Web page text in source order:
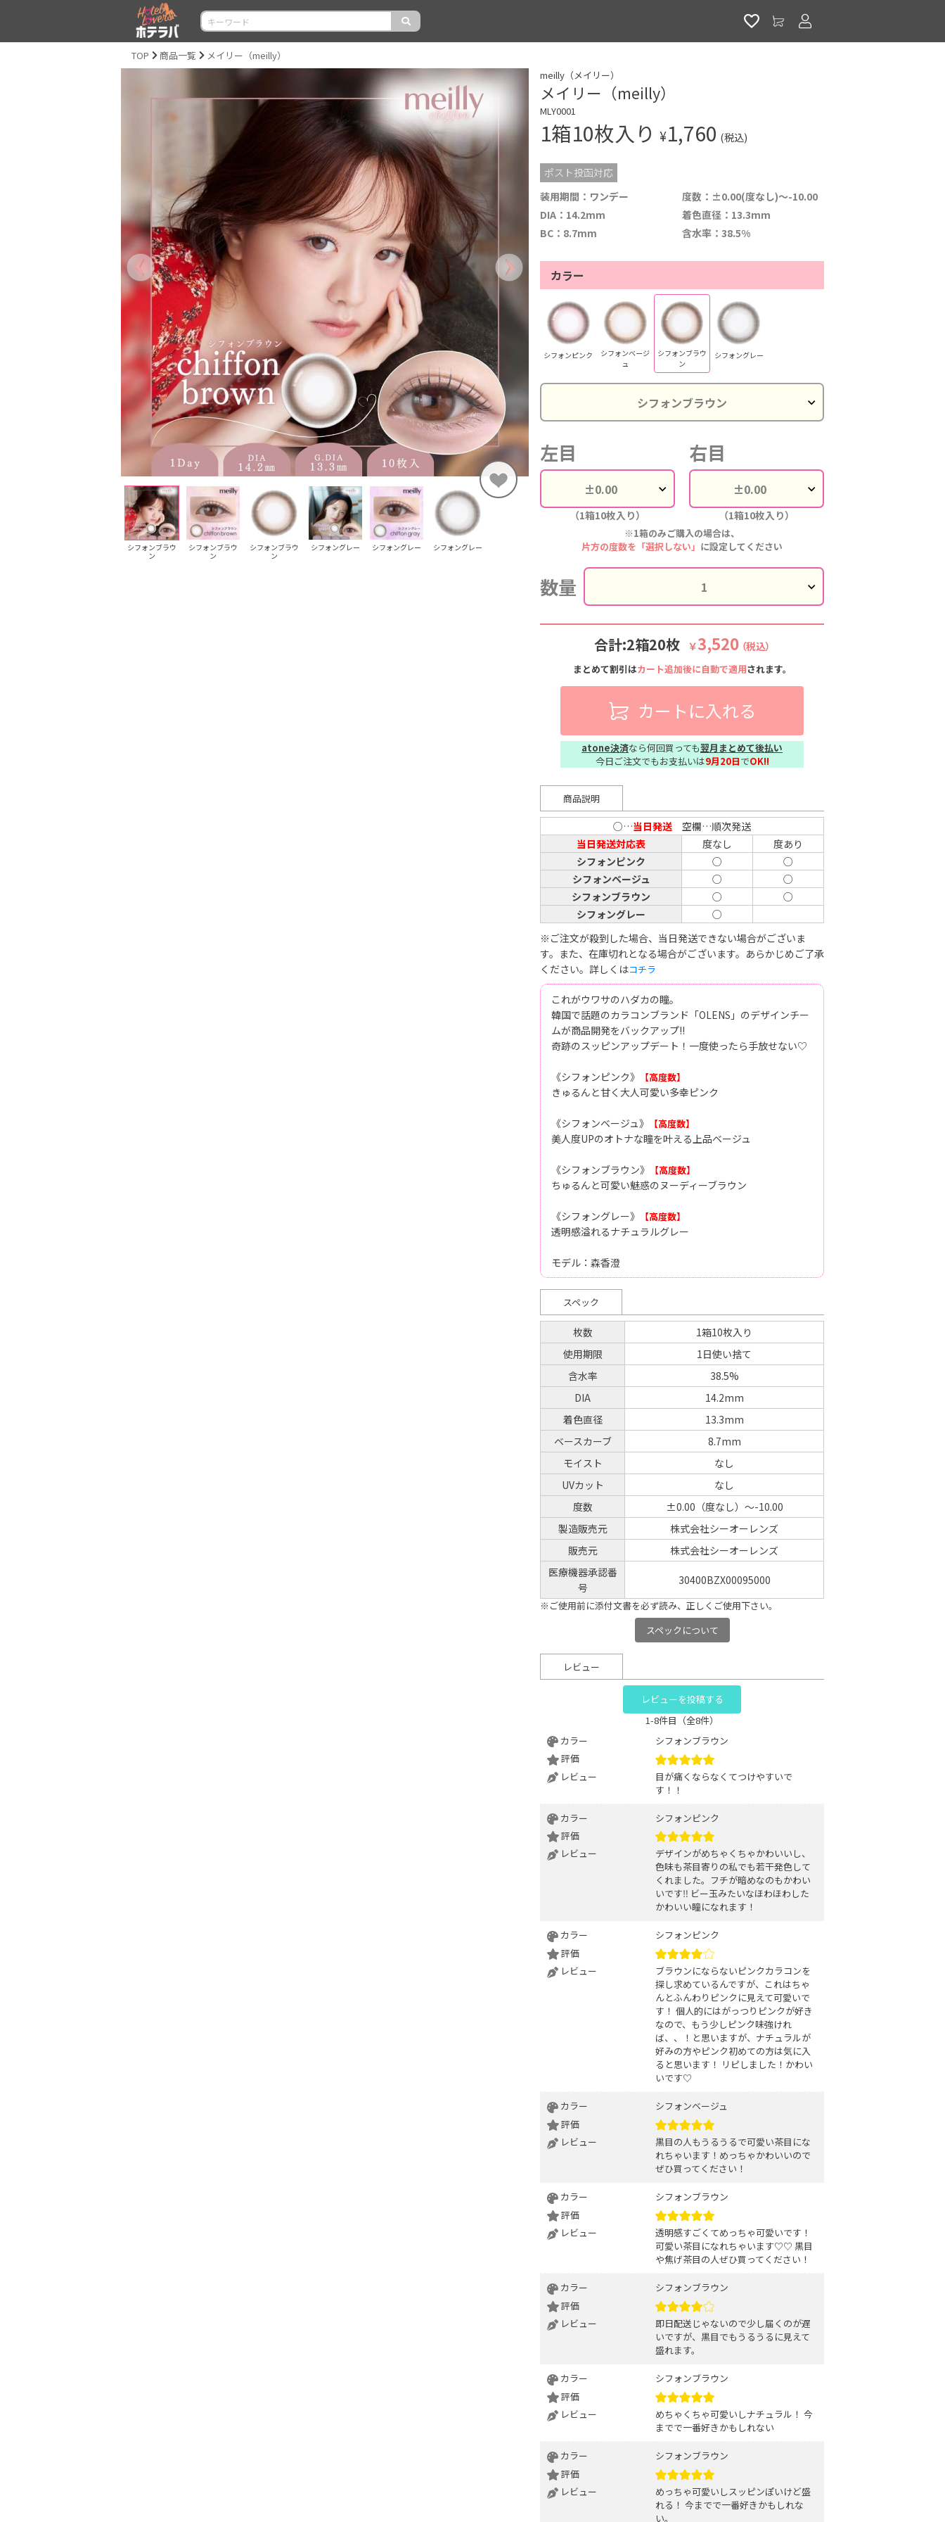
TOP 商品一覧 メイリー（meilly）
シフォンブラウ
ン
シフォンブラウ
ン
シフォンブラウ
ン
シフォングレー シフォングレー シフォングレー
meilly（メイリー）
メイリー（meilly）
MLY0001
1箱10枚入り ¥1,760 (税込)
ポスト投函対応
装用期間：ワンデー
度数：±0.00(度なし)～-10.00
DIA：14.2mm
着色直径：13.3mm
BC：8.7mm
含水率：38.5%
カラー
シフォンピンク
シフォンベージ
ュ
シフォンブラウ
ン
シフォングレー
左目
（1箱10枚入り）
右目
（1箱10枚入り）
※1箱のみご購入の場合は、
片方の度数を「選択しない」 に設定してください
数量
合計:2箱20枚 ￥3,520 （税込）
まとめて割引はカート追加後に自動で適用されます。
カートに入れる
atone決済なら何回買っても翌月まとめて後払い
今日ご注文でもお支払いは9月20日でOK!!
商品説明
○…当日発送 空欄…順次発送
当日発送対応表
度なし
度あり
シフォンピンク
○
○
シフォンベージュ
○
○
シフォンブラウン
○
○
シフォングレー
○
※ご注文が殺到した場合、当日発送できない場合がございま
す。また、在庫切れとなる場合がございます。あらかじめご了承
ください。詳しくはコチラ
これがウワサのハダカの瞳。
韓国で話題のカラコンブランド「OLENS」のデザインチー
ムが商品開発をバックアップ!!
奇跡のスッピンアップデート！一度使ったら手放せない♡
《シフォンピンク》 【高度数】
きゅるんと甘く大人可愛い多幸ピンク
《シフォンベージュ》 【高度数】
美人度UPのオトナな瞳を叶える上品ベージュ
《シフォンブラウン》 【高度数】
ちゅるんと可愛い魅惑のヌーディーブラウン
《シフォングレー》 【高度数】
透明感溢れるナチュラルグレー
モデル：森香澄
スペック
枚数
1箱10枚入り
使用期限
1日使い捨て
含水率
38.5%
DIA
14.2mm
着色直径
13.3mm
ベースカーブ
8.7mm
モイスト
なし
UVカット
なし
度数
±0.00（度なし）～-10.00
製造販売元
株式会社シーオーレンズ
販売元
株式会社シーオーレンズ
医療機器承認番
号
30400BZX00095000
※ご使用前に添付文書を必ず読み、正しくご使用下さい。
スペックについて
レビュー
レビューを投稿する
1-8件目（全8件）
カラー
シフォンブラウン
評価
レビュー
目が痛くならなくてつけやすいで
す！！
カラー
シフォンピンク
評価
レビュー
デザインがめちゃくちゃかわいいし、
色味も茶目寄りの私でも若干発色して
くれました。フチが暗めなのもかわい
いです‼️ ビー玉みたいなほわほわした
かわいい瞳になれます！
カラー
シフォンピンク
評価
レビュー
ブラウンにならないピンクカラコンを
探し求めているんですが、これはちゃ
んとふんわりピンクに見えて可愛いで
す！ 個人的にはがっつりピンクが好き
なので、もう少しピンク味強けれ
ば、、！と思いますが、ナチュラルが
好みの方やピンク初めての方は気に入
ると思います！ リピしました！かわい
いです♡
カラー
シフォンベージュ
評価
レビュー
黒目の人もうるうるで可愛い茶目にな
れちゃいます！めっちゃかわいいので
ぜひ買ってください！
カラー
シフォンブラウン
評価
レビュー
透明感すごくてめっちゃ可愛いです！
可愛い茶目になれちゃいます♡♡ 黒目
や焦げ茶目の人ぜひ買ってください！
カラー
シフォンブラウン
評価
レビュー
即日配送じゃないので少し届くのが遅
いですが、黒目でもうるうるに見えて
盛れます。
カラー
シフォンブラウン
評価
レビュー
めちゃくちゃ可愛いしナチュラル！ 今
までで一番好きかもしれない
カラー
シフォンブラウン
評価
レビュー
めっちゃ可愛いしスッピンぽいけど盛
れる！ 今までで一番好きかもしれな
い。